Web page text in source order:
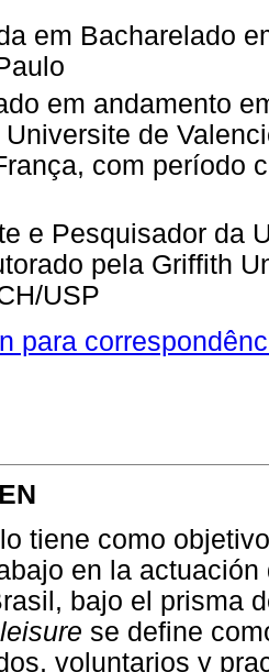
em Bacharelado
em andamento
de
com período
e Pesquisador da
pela Griffith
USP
para
tiene como
en la
bajo el prisma
se define
voluntarios y